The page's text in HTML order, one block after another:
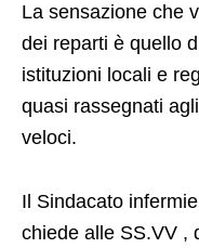
La sensazione che
dei reparti è quello
istituzioni locali e
quasi rassegnati
veloci.
Il Sindacato
chiede alle SS.VV ,